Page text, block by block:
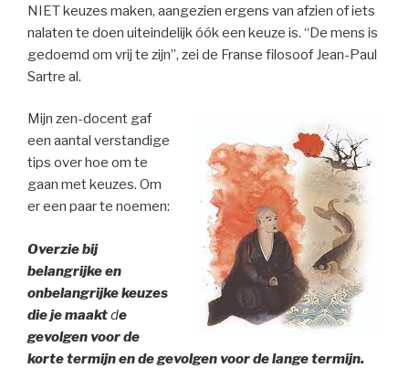
NIET keuzes maken, aangezien ergens van afzien of iets
nalaten te doen uiteindelijk óók een keuze is. “De mens is
gedoemd om vrij te zijn”, zei de Franse filosoof Jean-Paul
Sartre al.
Mijn zen-docent gaf
een aantal verstandige
tips over hoe om te
gaan met keuzes. Om
er een paar te noemen:
Overzie bij
belangrijke en
onbelangrijke keuzes
die je maaktde
gevolgen voor de
korte termijn en de gevolgen voor de lange termijn.